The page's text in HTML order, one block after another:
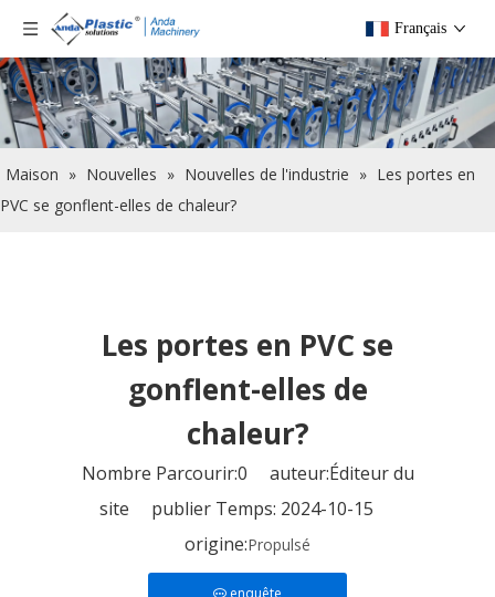
Français
Maison » Nouvelles » Nouvelles de l'industrie » Les portes en
PVC se gonflent-elles de chaleur?
Les portes en PVC se
gonflent-elles de
chaleur?
Nombre Parcourir:0 auteur:Éditeur du
site publier Temps: 2024-10-15
origine:Propulsé
enquête